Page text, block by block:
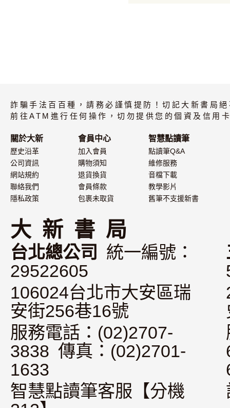
詐騙手法百百種，請務必謹慎提防！切記大新書局
前往ATM進行任何操作，切勿提供您的個資及信用
關於大新
歷史沿革
公司資訊
網站規約
聯絡我們
隱私政策
會員中心
加入會員
購物須知
退貨換貨
會員條款
包裹未取貨
智慧點讀筆
點讀筆Q&A
維修服務
音檔下載
教學影片
舊筆不支援新書
大 新 書 局
台北總公司
統一編號：
29522605
106024台北市大安區瑞
安街256巷16號
服務電話：(02)2707-
3838 傳真：(02)2701-
1633
智慧點讀筆客服【分機